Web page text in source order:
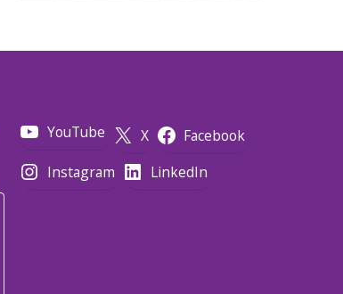
YouTube X
Facebook
Instagram
LinkedIn